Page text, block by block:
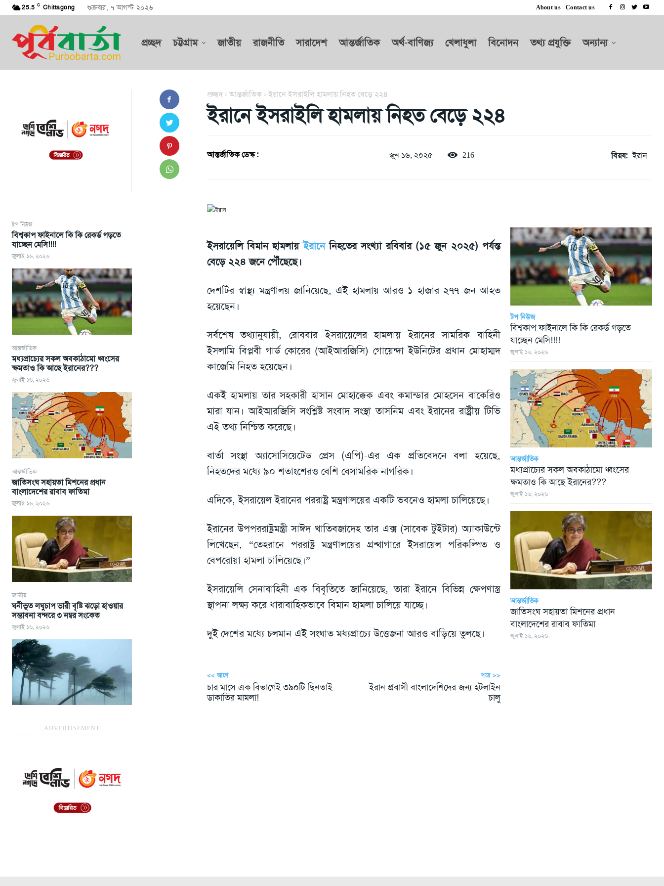
25.5 C Chittagong শুক্রবার, ৭ আগস্ট ২০২৬ About us Contact us
প্রচ্ছদ চট্টগ্রাম জাতীয় রাজনীতি সারাদেশ আন্তর্জাতিক অর্থ-বাণিজ্য খেলাধুলা বিনোদন তথ্য প্রযুক্তি অন্যান্য
টপ নিউজ
বিশ্বকাপ ফাইনালে কি কি রেকর্ড গড়তে
যাচ্ছেন মেসি!!!!
জুলাই ১৬, ২০২৬
আন্তর্জাতিক
মধ্যপ্রাচ্যের সকল অবকাঠামো ধ্বংসের
ক্ষমতাও কি আছে ইরানের???
জুলাই ১৬, ২০২৬
আন্তর্জাতিক
জাতিসংঘ সহায়তা মিশনের প্রধান
বাংলাদেশের রাবাব ফাতিমা
জুলাই ১৬, ২০২৬
জাতীয়
ঘনীভূত লঘুচাপ ভারী বৃষ্টি ঝড়ো হাওয়ার
সম্ভাবনা বন্দরে ৩ নম্বর সংকেত
জুলাই ১৬, ২০২৬
― ADVERTISEMENT ―
প্রচ্ছদ আন্তর্জাতিক ইরানে ইসরাইলি হামলায় নিহত বেড়ে ২২৪
ইরানে ইসরাইলি হামলায় নিহত বেড়ে ২২৪
আন্তর্জাতিক ডেস্ক : জুন ১৬, ২০২৫ 216 বিয়ষ: ইরান
ইসরায়েলি বিমান হামলায়ইরানেনিহতের সংখ্যা রবিবার (১৫ জুন ২০২৫) পর্যন্ত
বেড়ে ২২৪ জনে পৌঁছেছে।
দেশটির স্বাস্থ্য মন্ত্রণালয় জানিয়েছে, এই হামলায় আরও ১ হাজার ২৭৭ জন আহত
হয়েছেন।
সর্বশেষ তথ্যানুযায়ী, রোববার ইসরায়েলের হামলায় ইরানের সামরিক বাহিনী
ইসলামি বিপ্লবী গার্ড কোরের (আইআরজিসি) গোয়েন্দা ইউনিটের প্রধান মোহাম্মদ
কাজেমি নিহত হয়েছেন।
একই হামলায় তার সহকারী হাসান মোহাক্কেক এবং কমান্ডার মোহসেন বাকেরিও
মারা যান। আইআরজিসি সংশ্লিষ্ট সংবাদ সংস্থা তাসনিম এবং ইরানের রাষ্ট্রীয় টিভি
এই তথ্য নিশ্চিত করেছে।
বার্তা সংস্থা অ্যাসোসিয়েটেড প্রেস (এপি)-এর এক প্রতিবেদনে বলা হয়েছে,
নিহতদের মধ্যে ৯০ শতাংশেরও বেশি বেসামরিক নাগরিক।
এদিকে, ইসরায়েল ইরানের পররাষ্ট্র মন্ত্রণালয়ের একটি ভবনেও হামলা চালিয়েছে।
ইরানের উপপররাষ্ট্রমন্ত্রী সাঈদ খাতিবজাদেহ তার এক্স (সাবেক টুইটার) অ্যাকাউন্টে
লিখেছেন, “তেহরানে পররাষ্ট্র মন্ত্রণালয়ের গ্রন্থাগারে ইসরায়েল পরিকল্পিত ও
বেপরোয়া হামলা চালিয়েছে।”
ইসরায়েলি সেনাবাহিনী এক বিবৃতিতে জানিয়েছে, তারা ইরানে বিভিন্ন ক্ষেপণাস্ত্র
স্থাপনা লক্ষ্য করে ধারাবাহিকভাবে বিমান হামলা চালিয়ে যাচ্ছে।
দুই দেশের মধ্যে চলমান এই সংঘাত মধ্যপ্রাচ্যে উত্তেজনা আরও বাড়িয়ে তুলছে।
<< আগে
চার মাসে এক বিভাগেই ৩৯০টি ছিনতাই-
ডাকাতির মামলা!
পরে >>
ইরান প্রবাসী বাংলাদেশিদের জন্য হটলাইন
চালু
টপ নিউজ
বিশ্বকাপ ফাইনালে কি কি রেকর্ড গড়তে
যাচ্ছেন মেসি!!!!
জুলাই ১৬, ২০২৬
আন্তর্জাতিক
মধ্যপ্রাচ্যের সকল অবকাঠামো ধ্বংসের
ক্ষমতাও কি আছে ইরানের???
জুলাই ১৬, ২০২৬
আন্তর্জাতিক
জাতিসংঘ সহায়তা মিশনের প্রধান
বাংলাদেশের রাবাব ফাতিমা
জুলাই ১৬, ২০২৬